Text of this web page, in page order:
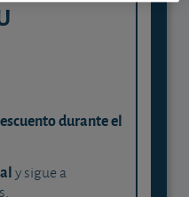
durante el
y sigue a